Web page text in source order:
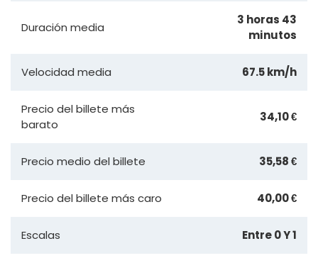
Duración media
3 horas 43
minutos
Velocidad media 67.5 km/h
Precio del billete más
barato
34,10 €
Precio medio del billete 35,58 €
Precio del billete más caro 40,00 €
Escalas Entre 0 Y 1